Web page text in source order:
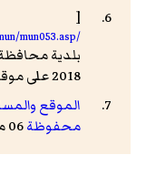
[
mun053.asp/
بلدية
2018 على موقع واي باك مشين.
الموقع
محفوظة